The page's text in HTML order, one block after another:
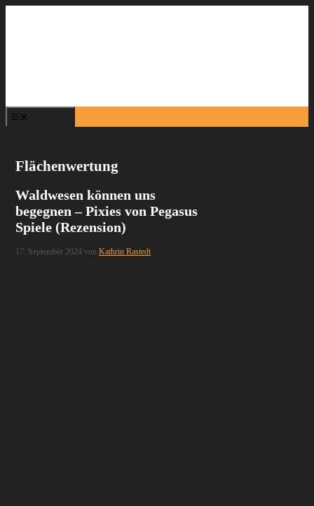
Flächenwertung
Waldwesen können uns
begegnen – Pixies von Pegasus
Spiele (Rezension)
17. September 2024 vonKathrin Rastedt